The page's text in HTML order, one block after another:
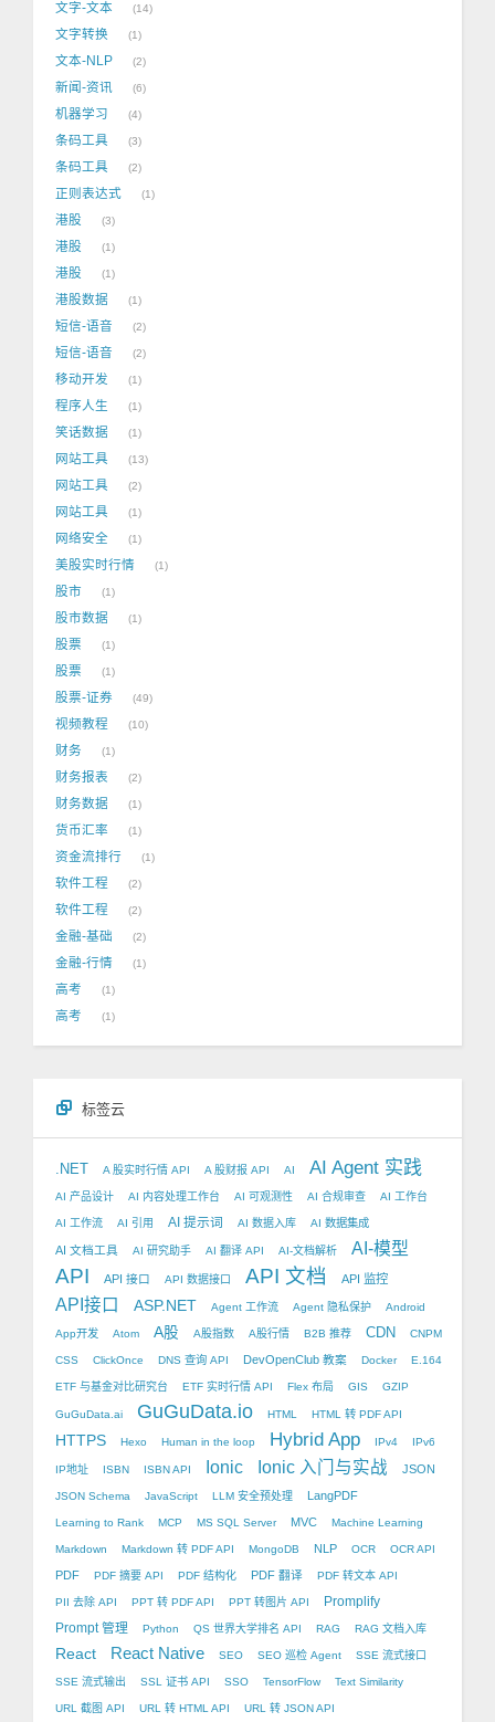
文字-文本 14
文字转换 1
文本-NLP 2
新闻-资讯 6
机器学习 4
条码工具 3
条码工具 2
正则表达式 1
港股 3
港股 1
港股 1
港股数据 1
短信-语音 2
短信-语音 2
移动开发 1
程序人生 1
笑话数据 1
网站工具 13
网站工具 2
网站工具 1
网络安全 1
美股实时行情 1
股市 1
股市数据 1
股票 1
股票 1
股票-证券 49
视频教程 10
财务 1
财务报表 2
财务数据 1
货币汇率 1
资金流排行 1
软件工程 2
软件工程 2
金融-基础 2
金融-行情 1
高考 1
高考 1
标签云
.NET A 股实时行情 API A 股财报 API AI AI Agent 实践
AI 产品设计 AI 内容处理工作台 AI 可观测性 AI 合规审查 AI 工作台
AI 工作流 AI 引用 AI 提示词 AI 数据入库 AI 数据集成
AI 文档工具 AI 研究助手 AI 翻译 API AI-文档解析 AI-模型
API API 接口 API 数据接口 API 文档 API 监控
API接口 ASP.NET Agent 工作流 Agent 隐私保护 Android
App开发 Atom A股 A股指数 A股行情 B2B 推荐 CDN CNPM
CSS ClickOnce DNS 查询 API DevOpenClub 教案 Docker E.164
ETF 与基金对比研究台 ETF 实时行情 API Flex 布局 GIS GZIP
GuGuData.ai GuGuData.io HTML HTML 转 PDF API
HTTPS Hexo Human in the loop Hybrid App IPv4 IPv6
IP地址 ISBN ISBN API Ionic Ionic 入门与实战 JSON
JSON Schema JavaScript LLM 安全预处理 LangPDF
Learning to Rank MCP MS SQL Server MVC Machine Learning
Markdown Markdown 转 PDF API MongoDB NLP OCR OCR API
PDF PDF 摘要 API PDF 结构化 PDF 翻译 PDF 转文本 API
PII 去除 API PPT 转 PDF API PPT 转图片 API
Promplify
Prompt 管理
Python QS 世界大学排名 API RAG RAG 文档入库
React React Native SEO SEO 巡检 Agent SSE 流式接口
SSE 流式输出 SSL 证书 API SSO TensorFlow Text Similarity
URL 截图 API URL 转 HTML API URL 转 JSON API